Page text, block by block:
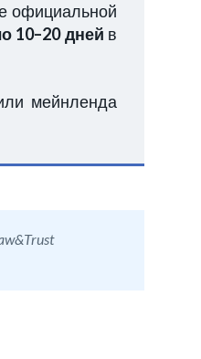
официальной
10–20 дней в
мейнленда